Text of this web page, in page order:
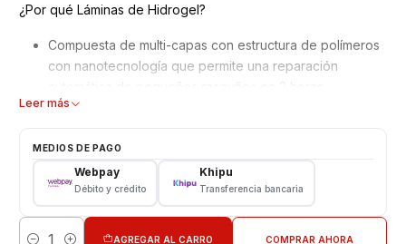
¿Por qué Láminas de Hidrogel?
Compuesta de multi-capas con estructura de polímeros
con nanotecnología que permite una reparación
Mejor adaptación y absorción de golpes, debido a su
No interfiere en el reconocimiento de la huella dactilar
en pantalla.
Material ultra delgado adaptable a todos los equipos,
definición.
Leer más
MEDIOS DE PAGO
Webpay
Débito y crédito
Khipu
Transferencia bancaria
AGREGAR AL CARRO COMPRAR AHORA